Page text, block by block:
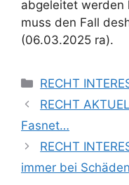
abgeleitet werden
muss den Fall
(06.03.2025 ra).
RECHT
RECHT
Fasnet…
RECHT
immer bei Schäden